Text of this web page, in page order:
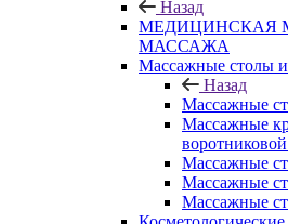
Назад
МЕДИЦИНСКАЯ
МАССАЖА
Массажные столы и
Назад
Массажные
Массажные
Массажные
Массажные
Массажные